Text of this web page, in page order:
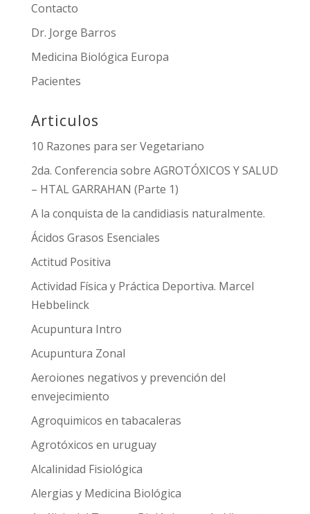
Contacto
Dr. Jorge Barros
Medicina Biológica Europa
Pacientes
Articulos
10 Razones para ser Vegetariano
2da. Conferencia sobre AGROTÓXICOS Y SALUD
– HTAL GARRAHAN (Parte 1)
A la conquista de la candidiasis naturalmente.
Ácidos Grasos Esenciales
Actitud Positiva
Actividad Física y Práctica Deportiva. Marcel
Hebbelinck
Acupuntura Intro
Acupuntura Zonal
Aeroiones negativos y prevención del
envejecimiento
Agroquimicos en tabacaleras
Agrotóxicos en uruguay
Alcalinidad Fisiológica
Alergias y Medicina Biológica